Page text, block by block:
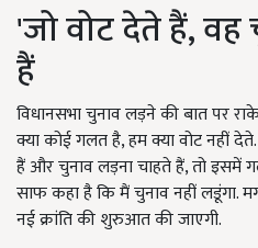
'जो वोट देते हैं,
हैं
विधानसभा चुनाव लड़ने की बात पर
क्या कोई गलत है, हम क्या वोट नहीं
हैं और चुनाव लड़ना चाहते हैं, तो इसमें
साफ कहा है कि मैं चुनाव नहीं
नई क्रांति की शुरुआत की जाएगी.